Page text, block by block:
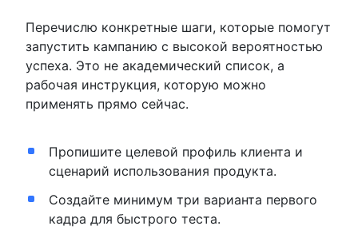
Перечислю конкретные шаги, которые помогут
запустить кампанию с высокой вероятностью
успеха. Это не академический список, а
рабочая инструкция, которую можно
применять прямо сейчас.
Пропишите целевой профиль клиента и
сценарий использования продукта.
Создайте минимум три варианта первого
кадра для быстрого теста.